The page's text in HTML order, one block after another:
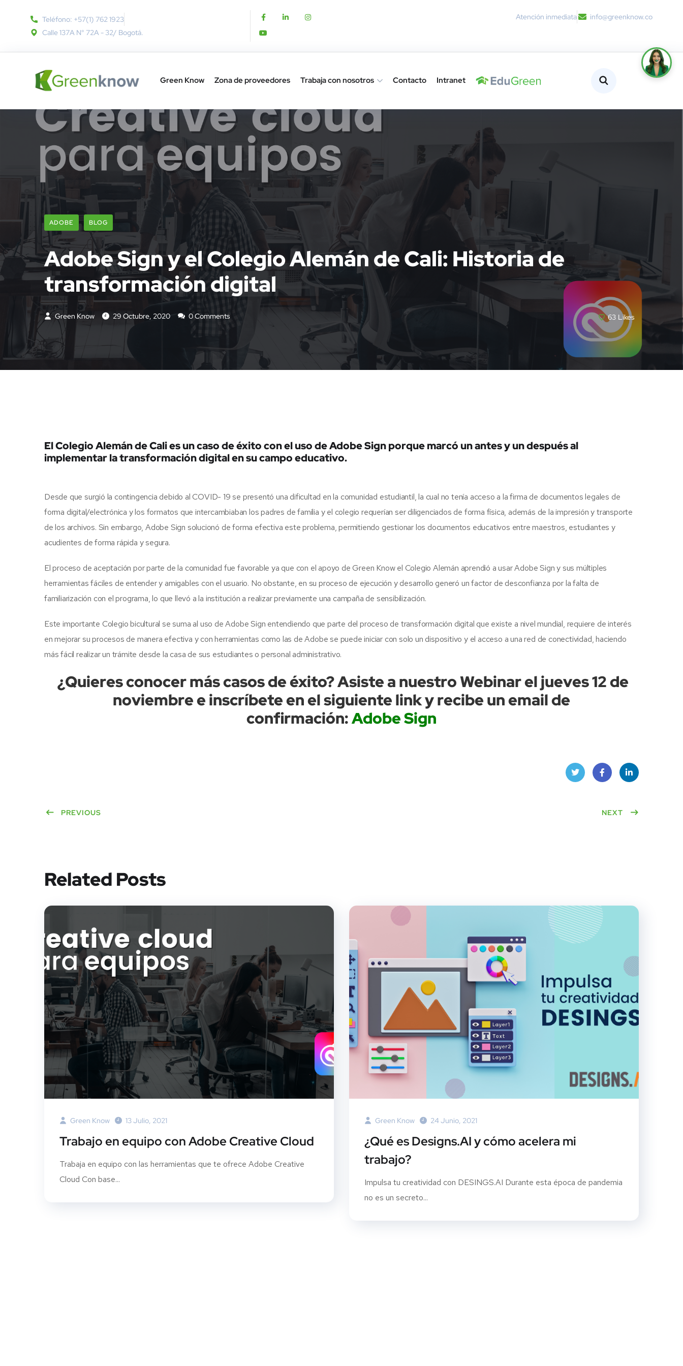
Teléfono: +57(1) 762 1923
Calle 137A N° 72A - 32​/ Bogotá.
Atención inmediata info@greenknow.co
Green Know Zona de proveedores Trabaja con nosotros Contacto Intranet
ADOBE BLOG
Adobe Sign y el Colegio Alemán de Cali: Historia de
transformación digital
Green Know 29 Octubre, 2020 0 Comments 63 Likes
El Colegio Alemán de Cali es un caso de éxito con el uso de Adobe Sign porque marcó un antes y un después al
implementar la transformación digital en su campo educativo.
Desde que surgió la contingencia debido al COVID- 19 se presentó una dificultad en la comunidad estudiantil, la cual no tenía acceso a la firma de documentos legales de
forma digital/electrónica y los formatos que intercambiaban los padres de familia y el colegio requerían ser diligenciados de forma física, además de la impresión y transporte
de los archivos. Sin embargo, Adobe Sign solucionó de forma efectiva este problema, permitiendo gestionar los documentos educativos entre maestros, estudiantes y
acudientes de forma rápida y segura.
El proceso de aceptación por parte de la comunidad fue favorable ya que con el apoyo de Green Know el Colegio Alemán aprendió a usar Adobe Sign y sus múltiples
herramientas fáciles de entender y amigables con el usuario. No obstante, en su proceso de ejecución y desarrollo generó un factor de desconfianza por la falta de
familiarización con el programa, lo que llevó a la institución a realizar previamente una campaña de sensibilización.
Este importante Colegio bicultural se suma al uso de Adobe Sign entendiendo que parte del proceso de transformación digital que existe a nivel mundial, requiere de interés
en mejorar su procesos de manera efectiva y con herramientas como las de Adobe se puede iniciar con solo un dispositivo y el acceso a una red de conectividad, haciendo
más fácil realizar un trámite desde la casa de sus estudiantes o personal administrativo.
¿Quieres conocer más casos de éxito? Asiste a nuestro Webinar el jueves 12 de
noviembre e inscríbete en el siguiente link y recibe un email de
confirmación:Adobe Sign
book
dIn
PREVIOUS NEXT
Related Posts
Green Know 13 Julio, 2021
Trabajo en equipo con Adobe Creative Cloud
Trabaja en equipo con las herramientas que te ofrece Adobe Creative
Cloud Con base...
Green Know 24 Junio, 2021
¿Qué es Designs.AI y cómo acelera mi
trabajo?
Impulsa tu creatividad con DESINGS.AI Durante esta época de pandemia
no es un secreto...